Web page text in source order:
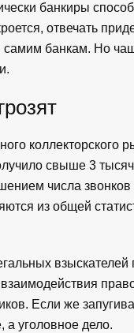
банкиры
отвечать
банкам. Но
коллекторского
свыше 3
числа
из общей
взыскателей
Если же
а уголовное дело.